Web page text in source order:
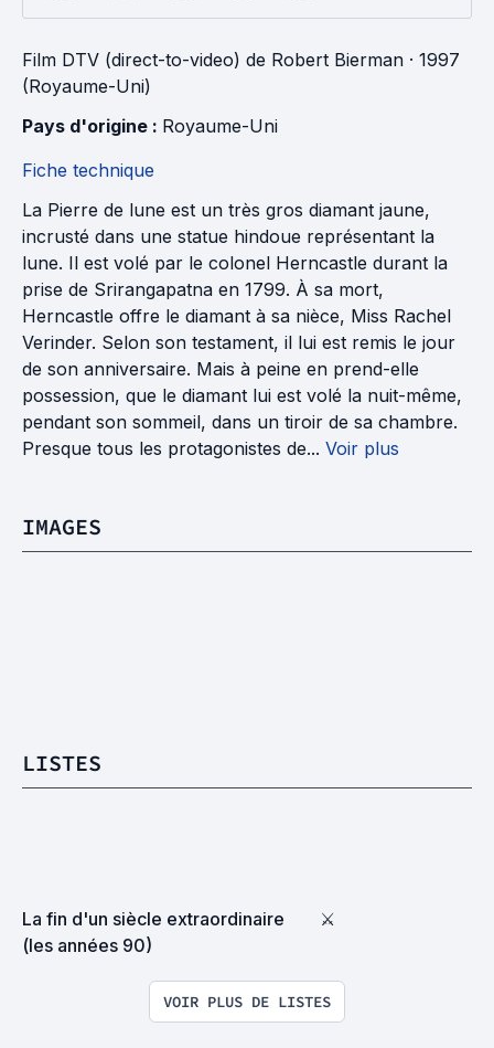
Film DTV (direct-to-video) de Robert Bierman · 1997
(Royaume-Uni)
Pays d'origine : Royaume-Uni
Fiche technique
La Pierre de lune est un très gros diamant jaune,
incrusté dans une statue hindoue représentant la
lune. Il est volé par le colonel Herncastle durant la
prise de Srirangapatna en 1799. À sa mort,
Herncastle offre le diamant à sa nièce, Miss Rachel
Verinder. Selon son testament, il lui est remis le jour
de son anniversaire. Mais à peine en prend-elle
possession, que le diamant lui est volé la nuit-même,
pendant son sommeil, dans un tiroir de sa chambre.
Presque tous les protagonistes de... Voir plus
IMAGES
LISTES
La fin d'un siècle extraordinaire
(les années 90)
⚔
VOIR PLUS DE LISTES